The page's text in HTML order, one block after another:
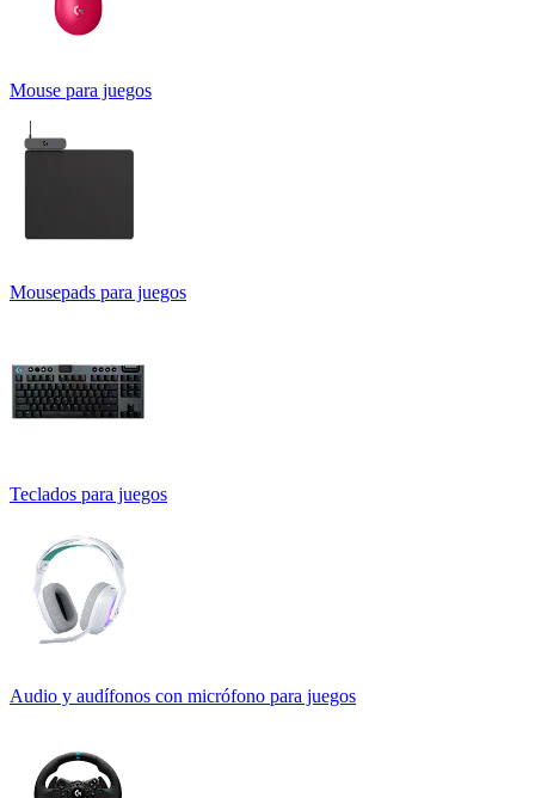
Mouse para juegos
Mousepads para juegos
Teclados para juegos
Audio y audífonos con micrófono para juegos